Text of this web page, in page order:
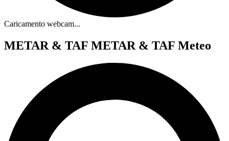
Caricamento webcam...
METAR & TAF METAR & TAF Meteo